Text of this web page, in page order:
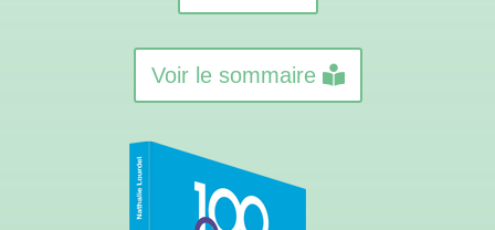
Voir le sommaire